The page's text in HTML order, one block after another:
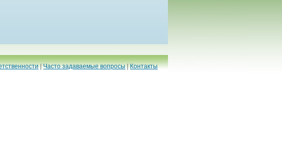
|Часто задаваемые вопросы|Контакты